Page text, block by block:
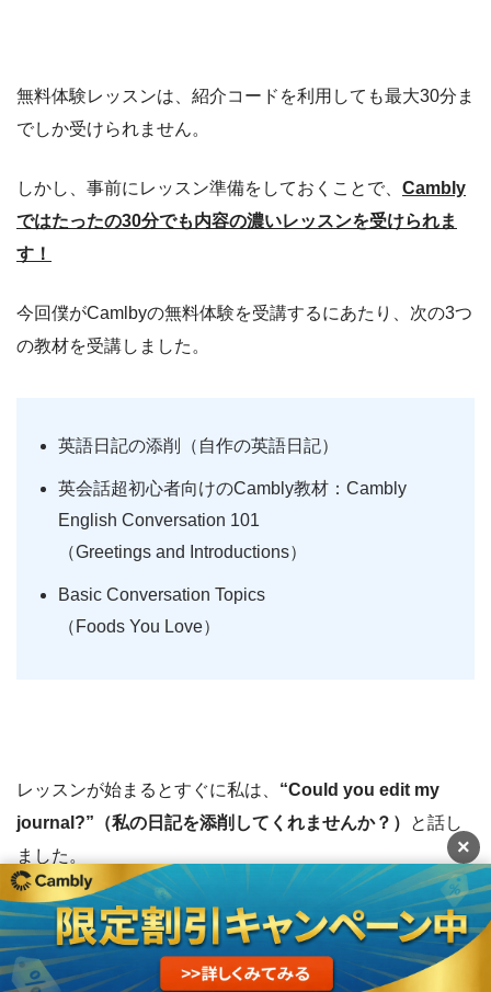
無料体験レッスンは、紹介コードを利用しても最大30分ま
でしか受けられません。
しかし、事前にレッスン準備をしておくことで、 Cambly
ではたったの30分でも内容の濃いレッスンを受けられま
す！
今回僕がCamlbyの無料体験を受講するにあたり、次の3つ
の教材を受講しました。
英語日記の添削（自作の英語日記）
英会話超初心者向けのCambly教材：Cambly
English Conversation 101
（Greetings and Introductions）
Basic Conversation Topics
（Foods You Love）
レッスンが始まるとすぐに私は、 “Could you edit my
journal?”（私の日記を添削してくれませんか？）
と話し
ました。
すると先生は「Of course」と言ってくれたので、私が作
成した英語日記を先生に送ることに！
×